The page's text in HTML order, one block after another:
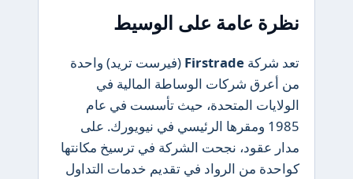
نظرة عامة على الوسيط
تعد شركةFirstrade (فيرست تريد) واحدة
من أعرق شركات الوساطة المالية في
الولايات المتحدة، حيث تأسست في عام
1985 ومقرها الرئيسي في نيويورك. على
مدار عقود، نجحت الشركة في ترسيخ مكانتها
كواحدة من الرواد في تقديم خدمات التداول